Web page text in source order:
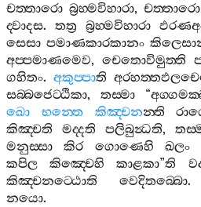
චත‍්තාරො බ්‍රහ‍්මවිහාරා, චත‍්තාරො
ද‍්වාදස. තත්‍ර බ්‍රහ‍්මවිහාරා
සෙසා පමාණකාරකානං
අප‍්පමාණමෙව, චෙතොවිමුත‍්ති
ගහිතං. අකුප‍්පාති
සබ‍්බජෙට‍්ඨිකා, තස‍්මා “
ඛො
භන‍්තෙ කිඤ‍්චනන‍්ති
කිඤ‍්චති
මද‍්දති පලිබුන්‍ධති,
මනුස‍්සා
කිර ගොණෙහි ඛලං
කපිල
කිඤ‍්චෙහි කාළකා”ති
කිඤ‍්චනට‍්ඨොති
වෙදිතබ‍්බො.
නයො.